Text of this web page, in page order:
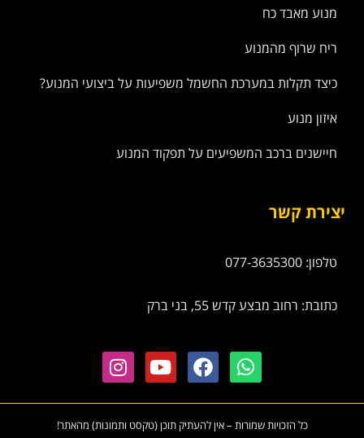
מנוע מאבד כח
ריח שרוף מהמנוע
כיצד תקלות במערכת החשמל משפיעות על ביצועי המנוע?
איזון מנוע
חיישנים ברכב המשפיעים על תפקוד המנוע
יצירת קשר
טלפון: 077-3635300
כתובת: רחוב מבצע קדש 55, בני ברק
כל הזכויות שמורות – אין להעתיק תוכן (טקסט ותמונות) מהאתר!